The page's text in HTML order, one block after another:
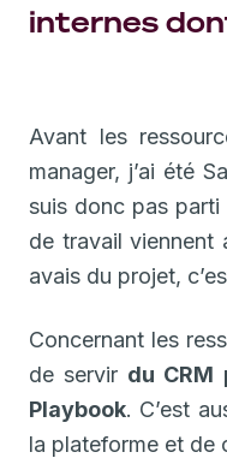
internes
Avant les
manager, j’ai été
suis donc pas parti
de travail viennent
avais du projet,
Concernant les
de servir du CRM
Playbook. C’est
la plateforme et de